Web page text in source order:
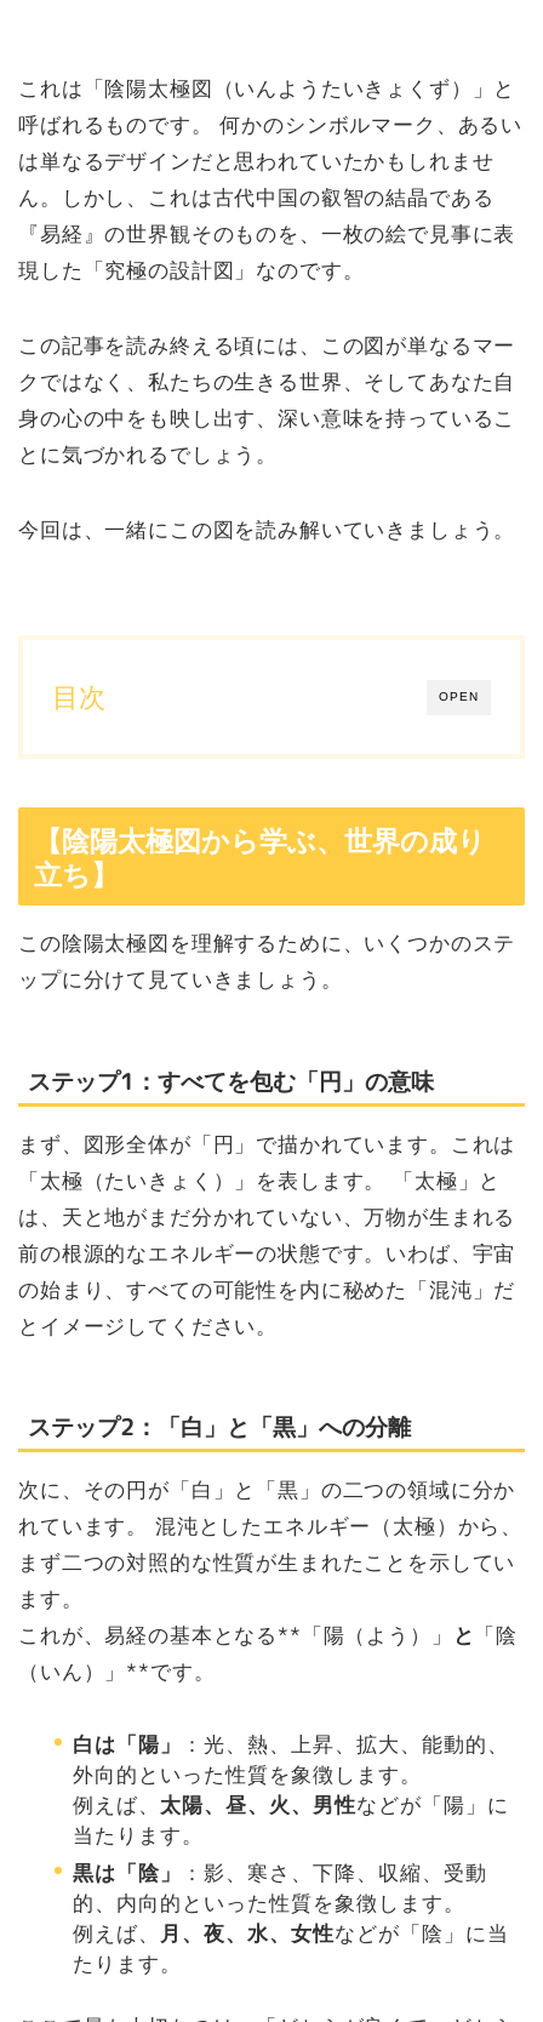
これは「陰陽太極図（いんようたいきょくず）」と
呼ばれるものです。 何かのシンボルマーク、あるい
は単なるデザインだと思われていたかもしれませ
ん。しかし、これは古代中国の叡智の結晶である
『易経』の世界観そのものを、一枚の絵で見事に表
現した「究極の設計図」なのです。
この記事を読み終える頃には、この図が単なるマー
クではなく、私たちの生きる世界、そしてあなた自
身の心の中をも映し出す、深い意味を持っているこ
とに気づかれるでしょう。
今回は、一緒にこの図を読み解いていきましょう。
OPEN
目次
【陰陽太極図から学ぶ、世界の成り
立ち】
この陰陽太極図を理解するために、いくつかのステ
ップに分けて見ていきましょう。
ステップ1：すべてを包む「円」の意味
まず、図形全体が「円」で描かれています。これは
「太極（たいきょく）」を表します。 「太極」と
は、天と地がまだ分かれていない、万物が生まれる
前の根源的なエネルギーの状態です。いわば、宇宙
の始まり、すべての可能性を内に秘めた「混沌」だ
とイメージしてください。
ステップ2：「白」と「黒」への分離
次に、その円が「白」と「黒」の二つの領域に分か
れています。 混沌としたエネルギー（太極）から、
まず二つの対照的な性質が生まれたことを示してい
ます。
これが、易経の基本となる**「陽（よう）」
と 「陰
（いん）」**です。
白は「陽」
：光、熱、上昇、拡大、能動的、
外向的といった性質を象徴します。
例えば、 太陽、昼、火、男性などが「陽」に
当たります。
黒は「陰」
：影、寒さ、下降、収縮、受動
的、内向的といった性質を象徴します。
例えば、 月、夜、水、女性などが「陰」に当
たります。